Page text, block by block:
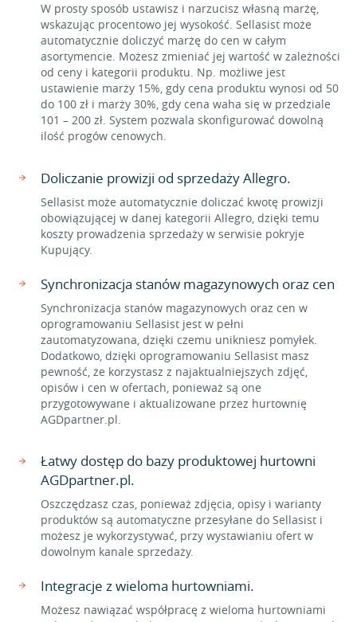
W prosty sposób ustawisz i narzucisz własną marżę,
wskazując procentowo jej wysokość. Sellasist może
automatycznie doliczyć marżę do cen w całym
asortymencie. Możesz zmieniać jej wartość w zależności
od ceny i kategorii produktu. Np. możliwe jest
ustawienie marży 15%, gdy cena produktu wynosi od 50
do 100 zł i marży 30%, gdy cena waha się w przedziale
101 – 200 zł. System pozwala skonfigurować dowolną
ilość progów cenowych.
Doliczanie prowizji od sprzedaży Allegro.
Sellasist może automatycznie doliczać kwotę prowizji
obowiązującej w danej kategorii Allegro, dzięki temu
koszty prowadzenia sprzedaży w serwisie pokryje
Kupujący.
Synchronizacja stanów magazynowych oraz cen
Synchronizacja stanów magazynowych oraz cen w
oprogramowaniu Sellasist jest w pełni
zautomatyzowana, dzięki czemu unikniesz pomyłek.
Dodatkowo, dzięki oprogramowaniu Sellasist masz
pewność, że korzystasz z najaktualniejszych zdjęć,
opisów i cen w ofertach, ponieważ są one
przygotowywane i aktualizowane przez hurtownię
AGDpartner.pl.
Łatwy dostęp do bazy produktowej hurtowni
AGDpartner.pl.
Oszczędzasz czas, ponieważ zdjęcia, opisy i warianty
produktów są automatyczne przesyłane do Sellasist i
możesz je wykorzystywać, przy wystawianiu ofert w
dowolnym kanale sprzedaży.
Integracje z wieloma hurtowniami.
Możesz nawiązać współpracę z wieloma hurtowniami